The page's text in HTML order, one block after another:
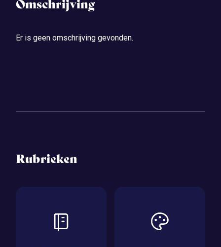
Omschrijving
Er is geen omschrijving gevonden.
Rubrieken